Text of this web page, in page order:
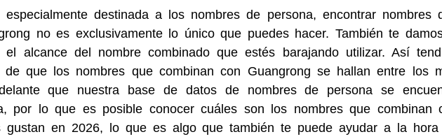
destinada a los nombres de persona, encontrar nombres
no es exclusivamente lo único que puedes hacer. También te
el alcance del nombre combinado que estés barajando utilizar. Así
de que los nombres que combinan con Guangrong se hallan entre los
que nuestra base de datos de nombres de persona se
por lo que es posible conocer cuáles son los nombres que combinan
gustan en 2026, lo que es algo que también te puede ayudar a la